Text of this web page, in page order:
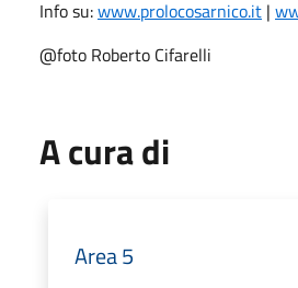
Info su:www.prolocosarnico.it |
@foto Roberto Cifarelli
A cura di
Area 5